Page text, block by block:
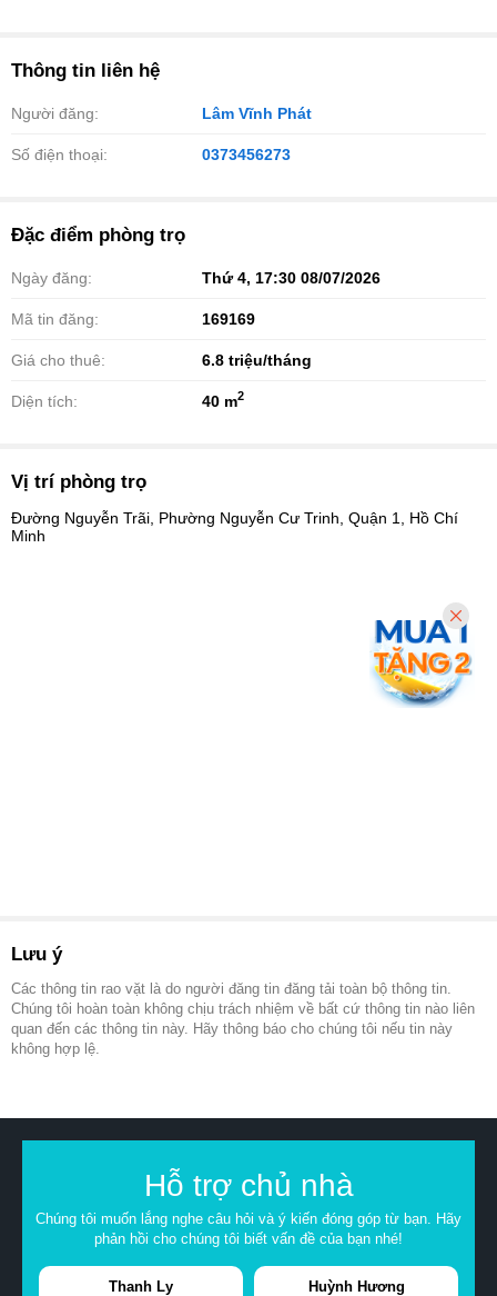
Thông tin liên hệ
Người đăng: Lâm Vĩnh Phát
Số điện thoại: 0373456273
Đặc điểm phòng trọ
Ngày đăng: Thứ 4, 17:30 08/07/2026
Mã tin đăng: 169169
Giá cho thuê: 6.8 triệu/tháng
Diện tích: 40 m2
Vị trí phòng trọ
Đường Nguyễn Trãi, Phường Nguyễn Cư Trinh, Quận 1, Hồ Chí
Minh
Lưu ý
Các thông tin rao vặt là do người đăng tin đăng tải toàn bộ thông tin.
Chúng tôi hoàn toàn không chịu trách nhiệm về bất cứ thông tin nào liên
quan đến các thông tin này. Hãy thông báo cho chúng tôi nếu tin này
không hợp lệ.
Hỗ trợ chủ nhà
Chúng tôi muốn lắng nghe câu hỏi và ý kiến đóng góp từ bạn. Hãy
phản hồi cho chúng tôi biết vấn đề của bạn nhé!
Thanh Ly
Huỳnh Hương